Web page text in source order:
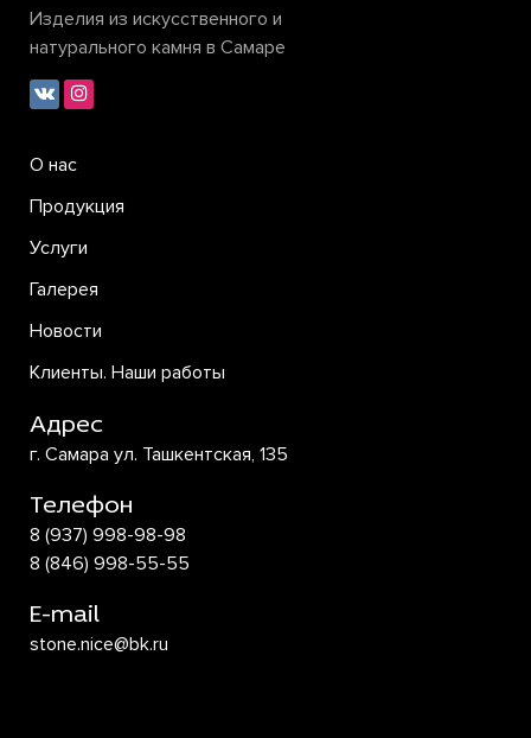
Изделия из искусственного и
натурального камня в Самаре
О нас
Продукция
Услуги
Галерея
Новости
Клиенты. Наши работы
Адрес
г. Самара ул. Ташкентская, 135
Телефон
8 (937) 998-98-98
8 (846) 998-55-55
E-mail
stone.nice@bk.ru